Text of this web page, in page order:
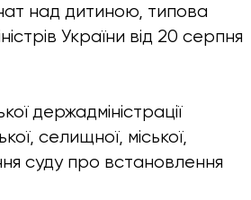
над дитиною, типова
України від 20 серпня
держадміністрації
селищної, міської,
суду про встановлення